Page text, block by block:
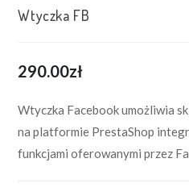
Wtyczka FB
290.00zł
Wtyczka Facebook umożliwia
na platformie PrestaShop
funkcjami oferowanymi przez